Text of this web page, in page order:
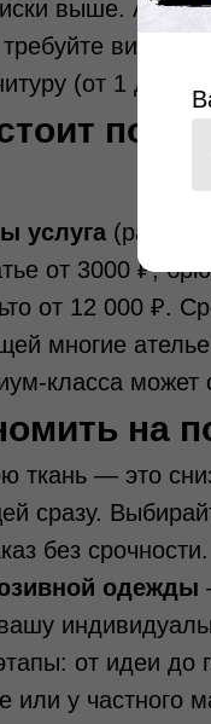
выше. Ателье
видео
(от 1 до 6
услуга
от 3000 ₽,
от 12 000 ₽.
многие
класса может
на
ткань — это
сразу.
без срочности.
одежды
от идеи до
или у частного